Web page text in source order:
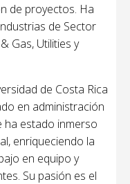
de proyectos. Ha
de Sector
Gas, Utilities y
de Costa Rica
en administración
ha estado inmerso
enriqueciendo la
en equipo y
Su pasión es el